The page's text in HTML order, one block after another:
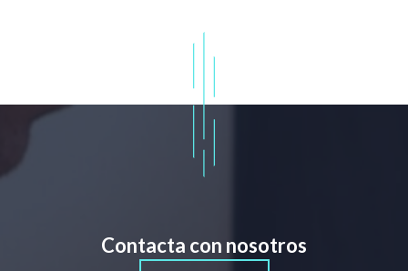
Contacta con nosotros